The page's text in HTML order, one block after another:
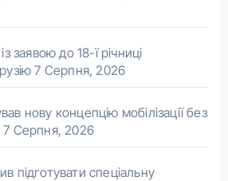
заявою до 18-ї річниці
7 Серпня, 2026
нову концепцію мобілізації без
7 Серпня, 2026
підготувати спеціальну